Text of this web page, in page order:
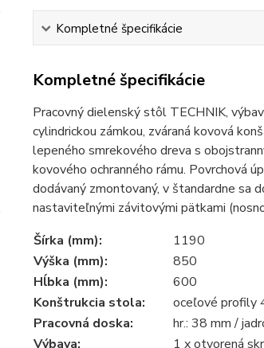
Kompletné špecifikácie
Kompletné špecifikácie
Pracovný dielenský stôl TECHNIK,
cylindrickou zámkou, zváraná kovová
lepeného smrekového dreva s
kovového ochranného rámu. Povrchová
dodávaný zmontovaný, v štandardne sa
nastaviteľnými závitovými pätkami
Šírka (mm):
1190
Výška (mm):
850
Hĺbka (mm):
600
Konštrukcia stola:
oceľové profily
Pracovná doska:
hr.: 38 mm /
Výbava:
1 x otvorená